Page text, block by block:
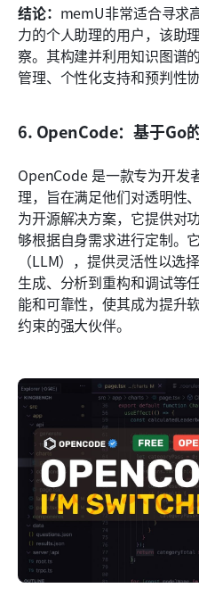
结论： memU非常适合寻求
力的个人助理的用户，该助
察。其构建并利用知识图谱
管理、个性化支持和预判性
6. OpenCode：基于Go
OpenCode 是一款专为开发
理，旨在满足他们对透明性
为开源解决方案，它提供对
够根据自身需求进行定制。
（LLM），提供灵活性以选
生成、分析到重构和调试等
能和可靠性，使其成为提升
约束的强大伙伴。